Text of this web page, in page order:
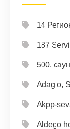
14
187
500,
Adagio,
Akpp-
Aldego